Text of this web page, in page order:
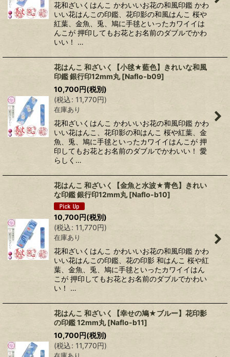
花和ざいくはんこ かわいいお花の和風印鑑 かわ
いい花はんこの印鑑、花印影の和風はんこ 桜や
紅葉、金魚、兎、鳩に手毬といったカワイイは
んこが 押印してもお花とお名前のダブルでかわ
いい！ …
花はんこ 和ざいく【小毬★藍色】きれいな和風
印鑑 銀行印12mm丸 [Naflo-b09]
10,700円(税別)
(税込: 11,770円)
在庫あり
花和ざいくはんこ かわいいお花の和風印鑑 かわ
いい花はんこ、花印影の和はんこ 桜や紅葉、金
魚、兎、鳩に手毬といったカワイイはんこが 押
印してもお花とお名前のダブルでかわいい！ 愛
らしく…
花はんこ 和ざいく【金魚と水波★青色】きれい
な印鑑 銀行印12mm丸 [Naflo-b10]
10,700円(税別)
(税込: 11,770円)
在庫あり
花和ざいくはんこ かわいいお花の和風印鑑 かわ
いい花はんこの印鑑、花の印影 和はんこ 桜や紅
葉、金魚、兎、鳩に手毬といったカワイイはん
こが 押印してもお花とお名前のダブルでかわい
い！ …
花はんこ 和ざいく【幸せの鳩★ブルー】花印影
の印鑑 12mm丸 [Naflo-b11]
10,700円(税別)
(税込: 11,770円)
在庫あり